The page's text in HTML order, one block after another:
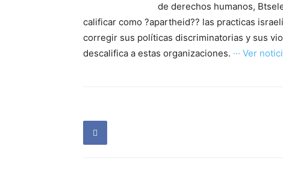
de derechos humanos,
calificar como ?apartheid?? las practicas
corregir sus políticas discriminatorias y sus
descalifica a estas organizaciones. ··· Ver